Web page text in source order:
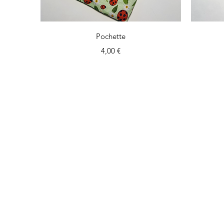
Aperçu rapide
Pochette
Prix
4,00 €